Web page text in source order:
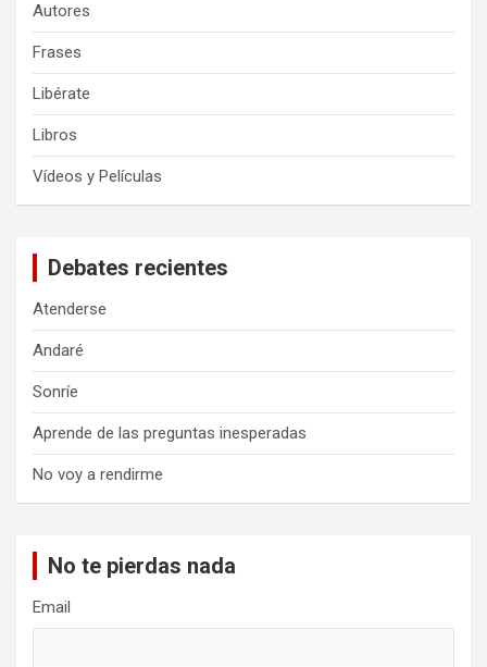
Autores
Frases
Libérate
Libros
Vídeos y Películas
Debates recientes
Atenderse
Andaré
Sonríe
Aprende de las preguntas inesperadas
No voy a rendirme
No te pierdas nada
Email